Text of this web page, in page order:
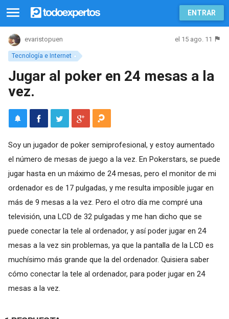
ENTRAR
Tecnología e Internet
evaristopuen el 15 ago. 11
Jugar al poker en 24 mesas a la
vez.
Soy un jugador de poker semiprofesional, y estoy aumentado
el número de mesas de juego a la vez. En Pokerstars, se puede
jugar hasta en un máximo de 24 mesas, pero el monitor de mi
ordenador es de 17 pulgadas, y me resulta imposible jugar en
más de 9 mesas a la vez. Pero el otro día me compré una
televisión, una LCD de 32 pulgadas y me han dicho que se
puede conectar la tele al ordenador, y así poder jugar en 24
mesas a la vez sin problemas, ya que la pantalla de la LCD es
muchísimo más grande que la del ordenador. Quisiera saber
cómo conectar la tele al ordenador, para poder jugar en 24
mesas a la vez.